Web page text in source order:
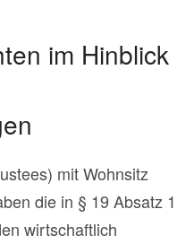
im Hinblick
mit Wohnsitz
die in § 19 Absatz 1
wirtschaftlich